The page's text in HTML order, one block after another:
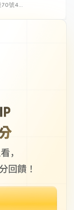
70號4